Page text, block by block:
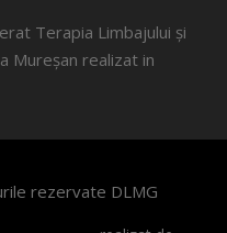
Terapia Limbajului și
Mureșan realizat in
rezervate DLMG